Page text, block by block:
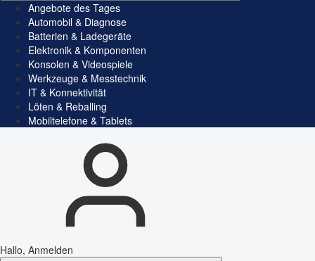
Angebote des Tages
Automobil & Diagnose
Batterien & Ladegeräte
Elektronik & Komponenten
Konsolen & Videospiele
Werkzeuge & Messtechnik
IT & Konnektivität
Löten & Reballing
Mobiltelefone & Tablets
Hallo, Anmelden